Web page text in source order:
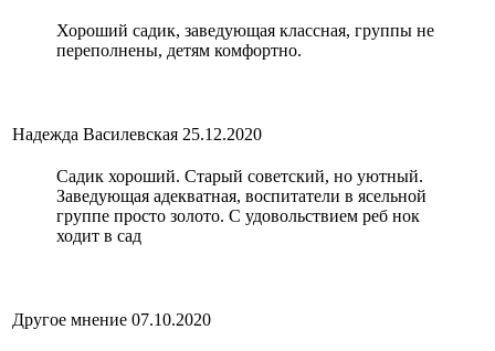
Хороший садик, заведующая классная, группы не
переполнены, детям комфортно.
Надежда Василевская 25.12.2020
Садик хороший. Старый советский, но уютный.
Заведующая адекватная, воспитатели в ясельной
группе просто золото. С удовольствием реб нок
ходит в сад
Другое мнение 07.10.2020